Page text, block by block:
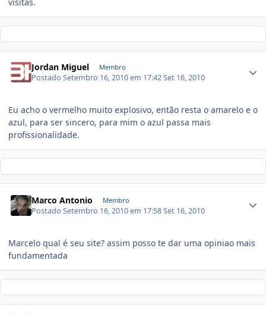
Jordan Miguel Membro
PostadoSetembro 16, 2010 em 17:42Set 16, 2010
Eu acho o vermelho muito explosivo, então resta o amarelo e o
azul, para ser sincero, para mim o azul passa mais
profissionalidade.
Marco Antonio Membro
PostadoSetembro 16, 2010 em 17:58Set 16, 2010
Marcelo qual é seu site? assim posso te dar uma opiniao mais
fundamentada